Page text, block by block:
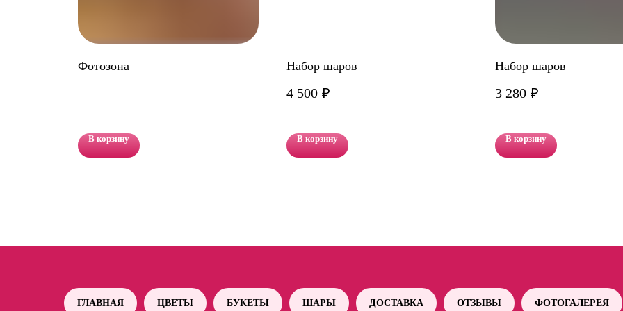
Фотозона
В корзину
Набор шаров
4 500 ₽
В корзину
Набор шаров
3 280 ₽
В корзину
ГЛАВНАЯ ЦВЕТЫ БУКЕТЫ ШАРЫ ДОСТАВКА ОТЗЫВЫ ФОТОГАЛЕРЕЯ